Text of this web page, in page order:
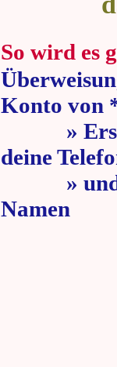
So wird es
Konto von
» Erste
deine
» und
Namen